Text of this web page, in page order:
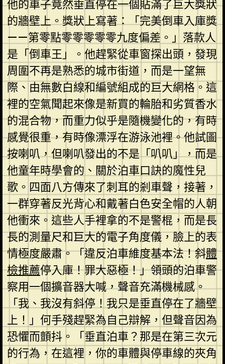
他的車子竟然垂直停在一個貼滿了巨大獎狀
的牆壁上。獎狀上寫著：「完美倒車入庫獎
——第零點零零零零零九度偏差。」落款人
是「倒車王」。他趕緊從車窗探出頭，發現
周圍不再是熟悉的城市街道，而是一望無
際、由無數白線和編號組成的巨大網格。這
裡的空氣聞起來像是新買的輪胎和劣質香水
的混合物，而重力似乎是隨機變化的，有時
感覺很重，有時像漂浮在游泳池裡。他試圖
按喇叭，但喇叭發出的不是「叭叭」，而是
他童年時學會的、關於泊車口訣的魔性兒
歌。四面八方傳來了刺耳的剎車聲，接著，
一群穿著反光背心和戴著白色安全帽的人朝
他衝來。這些人手裡拿的不是警棍，而是長
長的測量尺和巨大的電子角度儀，臉上的表
情極度嚴肅。「違反泊車維度基本法！斜體
檢推薦停入庫！罪大惡極！」領頭的泊車警
察用一個擴音器大喊，聲音充滿機械感。
「我、我沒有斜停！我只是垂直停在了牆壁
上！」何手殘趕緊為自己辯解，但聲音因為
恐懼而顫抖。「垂直泊車？那是在第三次元
的行為，在這裡，你的車體與停車線的夾角